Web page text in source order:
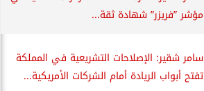
مؤشر ”فريزر” شهادة ثقة...
سامر شقير: الإصلاحات التشريعية في المملكة
تفتح أبواب الريادة أمام الشركات الأمريكية...